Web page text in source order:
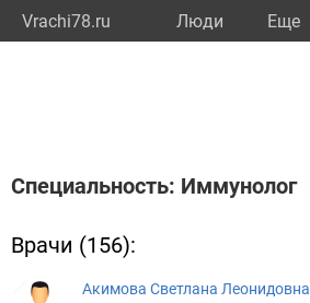
Vrachi78.ru Люди Eще
Специальность: Иммунолог
Врачи (156):
Акимова Светлана Леонидовна